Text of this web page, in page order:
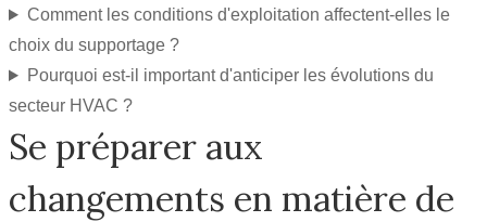
Comment les conditions d'exploitation affectent-elles le
choix du supportage ?
Pourquoi est-il important d'anticiper les évolutions du
secteur HVAC ?
Se préparer aux
changements en matière de